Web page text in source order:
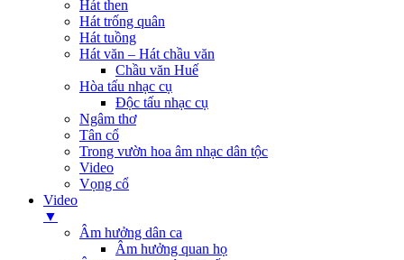
Hát then
Hát trống quân
Hát tuồng
Hát văn – Hát chầu văn
Chầu văn Huế
Hòa tấu nhạc cụ
Độc tấu nhạc cụ
Ngâm thơ
Tân cổ
Trong vườn hoa âm nhạc dân tộc
Video
Vọng cổ
Video
▼
Âm hưởng dân ca
Âm hưởng quan họ